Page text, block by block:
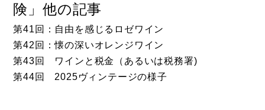
険」他の記事
第41回：自由を感じるロゼワイン
第42回：懐の深いオレンジワイン
第43回 ワインと税金（あるいは税務署)
第44回 2025ヴィンテージの様子